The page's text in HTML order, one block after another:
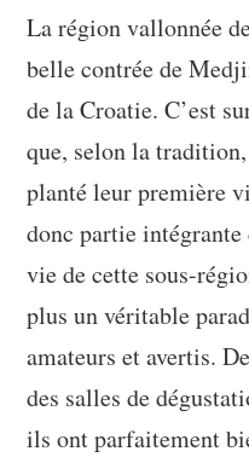
La région vallonnée
belle contrée de
de la Croatie. C’est
que, selon la
planté leur première
donc partie
vie de cette sous-
plus un véritable
amateurs et avertis.
des salles de
ils ont parfaitement